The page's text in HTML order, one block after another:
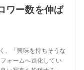
ワー数を伸ば
、「興味を持ちそうな
ォームへ進化してい